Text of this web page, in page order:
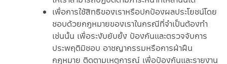
เพื่อการใช้สิทธิของเราหรือปกป้องผลประโยชน์โดย
ชอบด้วยกฎหมายของเราในกรณีที่จำเป็นต้องทำ
เช่นนั้น เพื่อระงับยับยั้ง ป้องกันและตรวจจับการ
ประพฤติมิชอบ อาชญากรรมหรือการฝ่าฝืน
กฎหมาย ติดตามเหตุการณ์ เพื่อป้องกันและรายงาน